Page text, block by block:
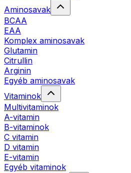
Aminosavak
BCAA
EAA
Komplex aminosavak
Glutamin
Citrullin
Arginin
Egyéb aminosavak
Vitaminok
Multivitaminok
A-vitamin
B-vitaminok
C vitamin
D vitamin
E-vitamin
Egyéb vitaminok